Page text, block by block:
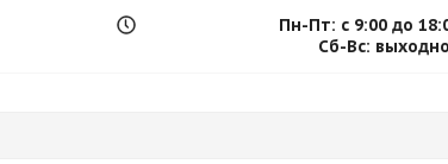
Пн-Пт: с 9:00 до
Сб-Вс: